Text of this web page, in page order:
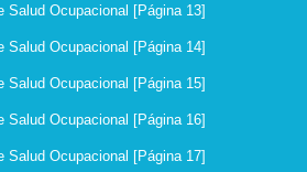
Salud Ocupacional [Página 13]
Salud Ocupacional [Página 14]
Salud Ocupacional [Página 15]
Salud Ocupacional [Página 16]
Salud Ocupacional [Página 17]